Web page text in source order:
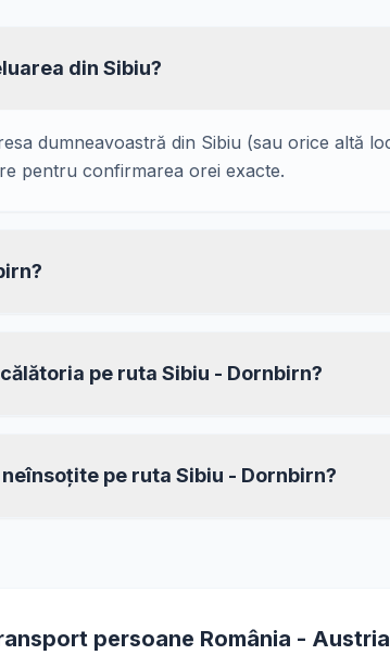
din Sibiu?
dumneavoastră din Sibiu (sau orice altă
pentru confirmarea orei exacte.
pe ruta Sibiu - Dornbirn?
pe ruta Sibiu - Dornbirn?
persoane România -